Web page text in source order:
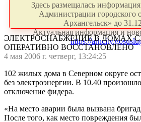
Здесь размещалась информация
Администрации городского
Архангельск» до
Актуальная информация и
https://
ЭЛЕКТРОСНАБЖЕНИЕ В ДОМАХ
ОПЕРАТИВНО ВОССТАНОВЛЕНО
4 мая 2006 г. четверг, 13:24:25
102 жилых дома в Северном округе
без электроэнергии. В 10.40
отключение фидера.
«На место аварии была вызвана
После того, как место повреждения